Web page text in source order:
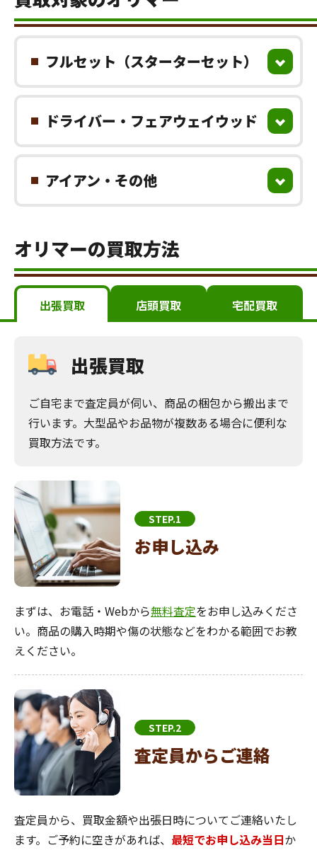
フルセット（スターターセット）
ドライバー・フェアウェイウッド
アイアン・その他
オリマーの買取方法
出張買取 店頭買取 宅配買取
出張買取
ご自宅まで査定員が伺い、商品の梱包から搬出まで
行います。大型品やお品物が複数ある場合に便利な
買取方法です。
STEP.1
お申し込み
まずは、お電話・Webから無料査定をお申し込みくださ
い。商品の購入時期や傷の状態などをわかる範囲でお教
えください。
STEP.2
査定員からご連絡
査定員から、買取金額や出張日時についてご連絡いたし
ます。ご予約に空きがあれば、 最短でお申し込み当日か